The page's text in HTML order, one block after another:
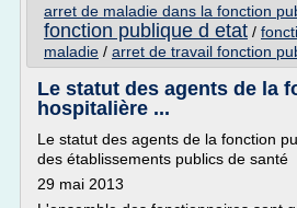
arret de maladie dans la fonction
fonction publique d etat /
maladie / arret de travail fonction
Le statut des agents de la
hospitalière ...
Le statut des agents de la fonction
des établissements publics de santé
29 mai 2013